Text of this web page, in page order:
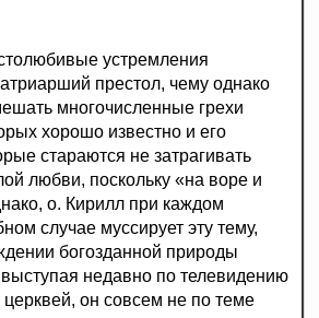
устремления
престол, чему однако
многочисленные грехи
хорошо известно и его
стараются не затрагивать
любви, поскольку «на воре и
о. Кирилл при каждом
случае муссирует эту тему,
богозданной природы
недавно по телевидению
он совсем не по теме